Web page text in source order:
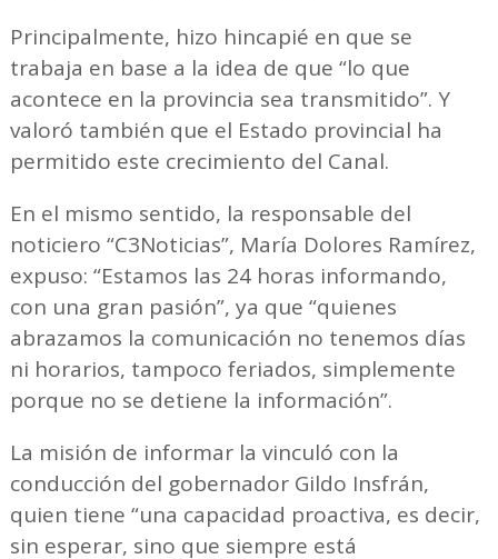
Principalmente, hizo hincapié en que se
trabaja en base a la idea de que “lo que
acontece en la provincia sea transmitido”. Y
valoró también que el Estado provincial ha
permitido este crecimiento del Canal.
En el mismo sentido, la responsable del
noticiero “C3Noticias”, María Dolores Ramírez,
expuso: “Estamos las 24 horas informando,
con una gran pasión”, ya que “quienes
abrazamos la comunicación no tenemos días
ni horarios, tampoco feriados, simplemente
porque no se detiene la información”.
La misión de informar la vinculó con la
conducción del gobernador Gildo Insfrán,
quien tiene “una capacidad proactiva, es decir,
sin esperar, sino que siempre está